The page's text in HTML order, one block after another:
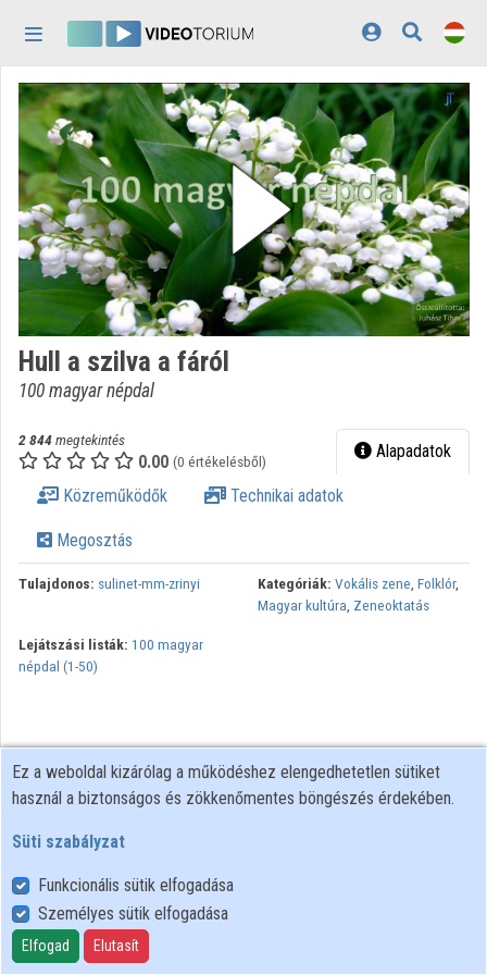
Kezdőlap
Bejelentkezés
Felfedezés
Kategóriák
Lejátszási listák
Intézmények
Közreműködők
Hull a szilva a fáról
100 magyar népdal
2 844megtekintés
0.00 (0 értékelésből) Alapadatok
Közreműködők Technikai adatok
Megosztás
Tulajdonos: sulinet-mm-zrinyi Kategóriák: Vokális zene, Folklór,
Magyar kultúra, Zeneoktatás
Lejátszási listák: 100 magyar
népdal (1-50)
Felhasználói szabályzat
Adatkezelési tájékoztató
Süti szabályzat
Ez a weboldal kizárólag a működéshez elengedhetetlen sütiket
használ a biztonságos és zökkenőmentes böngészés érdekében.
Süti szabályzat
Funkcionális sütik elfogadása
Személyes sütik elfogadása
Elfogad Elutasít